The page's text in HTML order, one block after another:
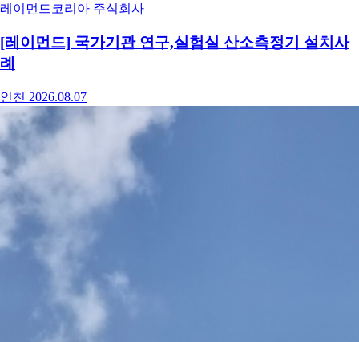
레이먼드코리아 주식회사
[레이먼드] 국가기관 연구,실험실 산소측정기 설치사
례
인천 2026.08.07